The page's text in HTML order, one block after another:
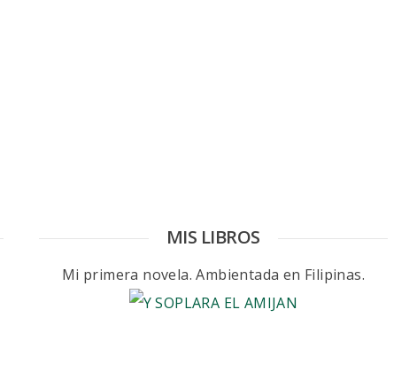
MIS LIBROS
Mi primera novela. Ambientada en Filipinas.